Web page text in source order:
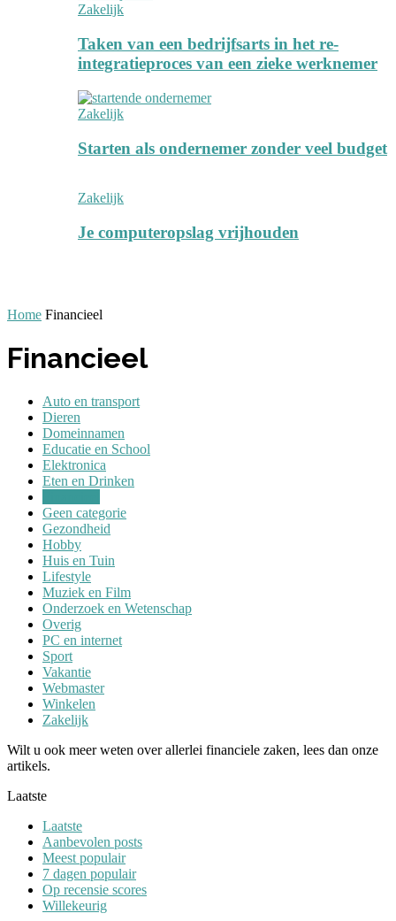
Zakelijk
Taken van een bedrijfsarts in het re-
integratieproces van een zieke werknemer
Zakelijk
Starten als ondernemer zonder veel budget
Zakelijk
Je computeropslag vrijhouden
Home Financieel
Financieel
Auto en transport
Dieren
Domeinnamen
Educatie en School
Elektronica
Eten en Drinken
Geen categorie
Gezondheid
Hobby
Huis en Tuin
Lifestyle
Muziek en Film
Onderzoek en Wetenschap
Overig
PC en internet
Sport
Vakantie
Webmaster
Winkelen
Zakelijk
Wilt u ook meer weten over allerlei financiele zaken, lees dan onze
artikels.
Laatste
Laatste
Aanbevolen posts
Meest populair
7 dagen populair
Op recensie scores
Willekeurig